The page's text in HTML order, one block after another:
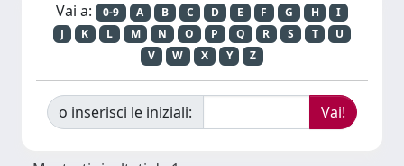
Vai a: 0-9 A B C D E F G H
I
J
K L M N O P Q R S T
U
V
W X Y Z
o inserisci le iniziali: